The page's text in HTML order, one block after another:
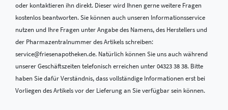
oder kontaktieren ihn direkt. Dieser wird Ihnen gerne weitere Fragen
kostenlos beantworten. Sie können auch unseren Informationsservice
nutzen und Ihre Fragen unter Angabe des Namens, des Herstellers und
der Pharmazentralnummer des Artikels schreiben:
service@friesenapotheken.de. Natürlich können Sie uns auch während
unserer Geschäftszeiten telefonisch erreichen unter 04323 38 38. Bitte
haben Sie dafür Verständnis, dass vollständige Informationen erst bei
Vorliegen des Artikels vor der Lieferung an Sie verfügbar sein können.